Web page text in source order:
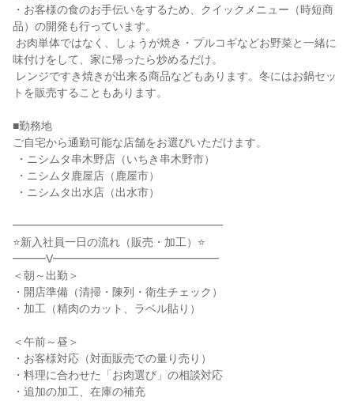
・お客様の食のお手伝いをするため、クイックメニュー（時短商
品）の開発も行っています。
味付けをして、家に帰ったら炒めるだけ。
トを販売することもあります。
■勤務地
ご自宅から通勤可能な店舗をお選びいただけます。
━━━━━━━━━━━━━━━━━━━
⭐新入社員一日の流れ（販売・加工）⭐
━━━V━━━━━━━━━━━━━━━
＜朝～出勤＞
・開店準備（清掃・陳列・衛生チェック）
・加工（精肉のカット、ラベル貼り）
＜午前～昼＞
・お客様対応（対面販売での量り売り）
・料理に合わせた「お肉選び」の相談対応
・追加の加工、在庫の補充